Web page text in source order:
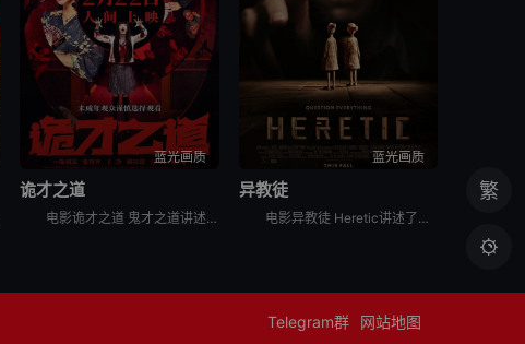
蓝光画质
诡才之道
电影诡才之道 鬼才之道讲述的是：所有人都只关心闹鬼吓不吓人，却没人关心鬼闹得累不累。在著名闹鬼圣地“旺来温泉大饭店”414号房里，过气女鬼天后「凯萨琳」（张榕容 饰）和三流阴间经纪人「Makoto
蓝光画质
异教徒
电影异教徒 Heretic讲述了两名女传教士被引诱到一个古怪危险的男人家里，试图改变他的信仰，开启了一场猫捉老鼠的游戏。
Telegram群 网站地图
繁
